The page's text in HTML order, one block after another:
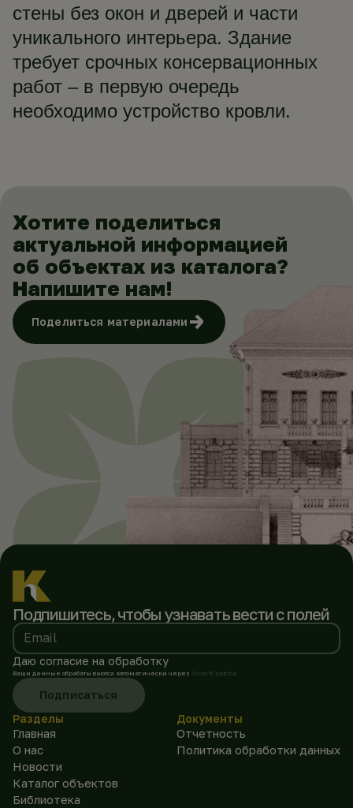
стены без окон и дверей и части
уникального интерьера. Здание
требует срочных консервационных
работ – в первую очередь
необходимо устройство кровли.
Хотите поделиться
актуальной информацией
об объектах из каталога?
Напишите нам!
Поделиться материалами
Подпишитесь, чтобы узнавать вести с полей
Email
Даю согласие на обработку
Ваши данные обрабатываются автоматически через SmartCaptcha
Подписаться
Разделы
Главная
О нас
Новости
Каталог объектов
Библиотека
Документы
Отчетность
Политика обработки данных